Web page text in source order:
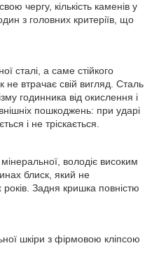
чергу, кількість каменів у
з головних критеріїв, що
сталі, а саме стійкого
не втрачає свій вигляд. Сталь
годинника від окислення і
пошкоджень: при ударі
і не тріскається.
володіє високим
блиск, який не
років. Задня кришка повністю
шкіри з фірмовою кліпсою